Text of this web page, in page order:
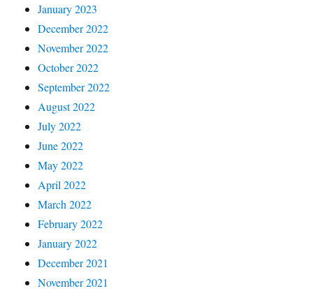
January 2023
December 2022
November 2022
October 2022
September 2022
August 2022
July 2022
June 2022
May 2022
April 2022
March 2022
February 2022
January 2022
December 2021
November 2021